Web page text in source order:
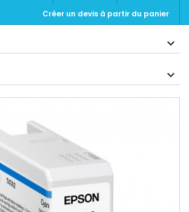
Créer un devis à partir du panier